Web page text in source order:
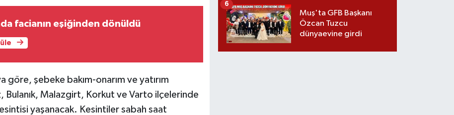
facianın eşiğinden dönüldü
göre, şebeke bakım-onarım ve yatırım
Bulanık, Malazgirt, Korkut ve Varto ilçelerinde
yaşanacak. Kesintiler sabah saat
Muş'ta GFB Başkanı
Özcan Tuzcu
dünyaevine girdi
6